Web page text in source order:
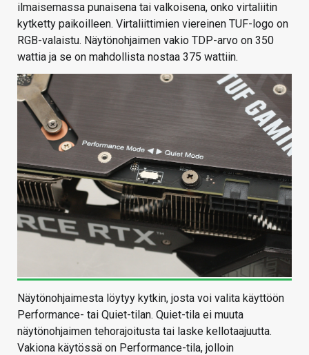
ilmaisemassa punaisena tai valkoisena, onko virtaliitin
kytketty paikoilleen. Virtaliittimien viereinen TUF-logo on
RGB-valaistu. Näytönohjaimen vakio TDP-arvo on 350
wattia ja se on mahdollista nostaa 375 wattiin.
Näytönohjaimesta löytyy kytkin, josta voi valita käyttöön
Performance- tai Quiet-tilan. Quiet-tila ei muuta
näytönohjaimen tehorajoitusta tai laske kellotaajuutta.
Vakiona käytössä on Performance-tila, jolloin